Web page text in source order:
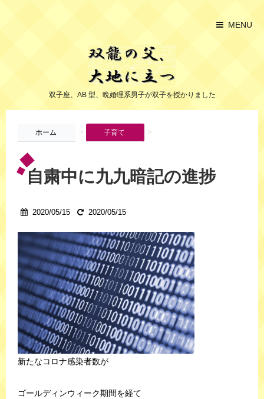
MENU
双子座、AB 型、晩婚理系男子が双子を授かりました
ホーム > 子育て >
自粛中に九九暗記の進捗
2020/05/15 2020/05/15
新たなコロナ感染者数が
ゴールディンウィーク期間を経て